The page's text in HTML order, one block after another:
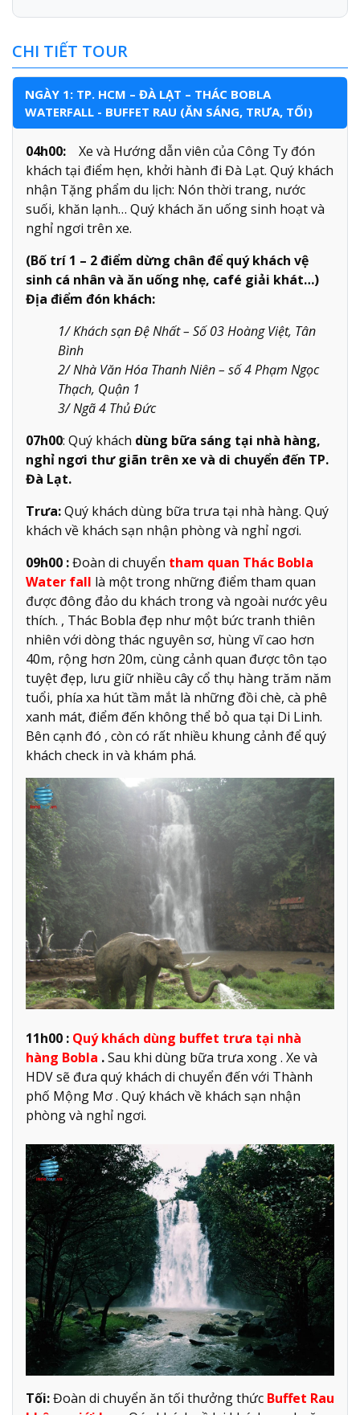
CHI TIẾT TOUR
NGÀY 1: TP. HCM – ĐÀ LẠT – THÁC BOBLA
WATERFALL - BUFFET RAU (ĂN SÁNG, TRƯA, TỐI)
04h00:
Xe và Hướng dẫn viên của Công Ty đón
khách tại điểm hẹn, khởi hành đi Đà Lạt. Quý khách
nhận Tặng phẩm du lịch: Nón thời trang, nước
suối, khăn lạnh… Quý khách ăn uống sinh hoạt và
nghỉ ngơi trên xe.
(Bố trí 1 – 2 điểm dừng chân để quý khách vệ
sinh cá nhân và ăn uống nhẹ, café giải khát…)
Địa điểm đón khách:
1/ Khách sạn Đệ Nhất – Số 03 Hoàng Việt, Tân
Bình
2/ Nhà Văn Hóa Thanh Niên – số 4 Phạm Ngọc
Thạch, Quận 1
3/ Ngã 4 Thủ Đức
07h00: Quý khách dùng bữa sáng tại nhà hàng,
nghỉ ngơi thư giãn trên xe và di chuyển đến TP.
Đà Lạt.
Trưa:Quý khách dùng bữa trưa tại nhà hàng. Quý
khách về khách sạn nhận phòng và nghỉ ngơi.
09h00 :Đoàn di chuyển tham quan Thác Bobla
Water fall là một trong những điểm tham quan
được đông đảo du khách trong và ngoài nước yêu
thích. , Thác Bobla đẹp như một bức tranh thiên
nhiên với dòng thác nguyên sơ, hùng vĩ cao hơn
40m, rộng hơn 20m, cùng cảnh quan được tôn tạo
tuyệt đẹp, lưu giữ nhiều cây cổ thụ hàng trăm năm
tuổi, phía xa hút tầm mắt là những đồi chè, cà phê
xanh mát, điểm đến không thể bỏ qua tại Di Linh.
Bên cạnh đó , còn có rất nhiều khung cảnh để quý
khách check in và khám phá.
11h00 : Quý khách dùng buffet trưa tại nhà
hàng Bobla .Sau khi dùng bữa trưa xong . Xe và
HDV sẽ đưa quý khách di chuyển đến với Thành
phố Mộng Mơ . Quý khách về khách sạn nhận
phòng và nghỉ ngơi.
Tối:Đoàn di chuyển ăn tối thưởng thức Buffet Rau